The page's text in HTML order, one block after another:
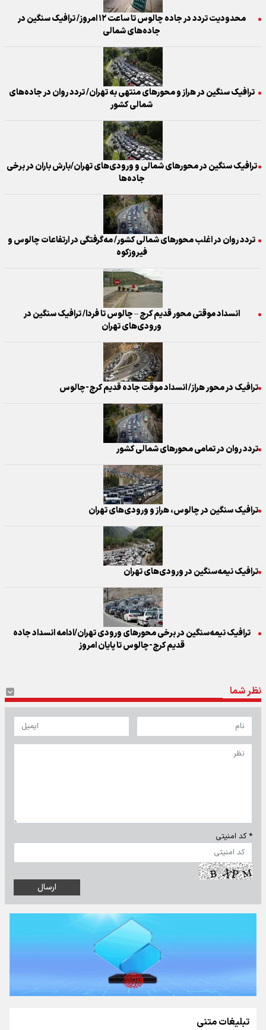
محدودیت تردد در جاده چالوس تا ساعت ۱۲ امروز/ ترافیک سنگین در
جاده‌های شمالی
ترافیک سنگین در هراز و محورهای منتهی به تهران/ تردد روان در جاده‌های
شمالی کشور
ترافیک سنگین در محورهای شمالی و ورودی‌های تهران/بارش باران در برخی
جاده‌ها
تردد روان در اغلب محورهای شمالی کشور/ مه‌گرفتگی در ارتفاعات چالوس و
فیروزکوه
انسداد موقتی محور قدیم کرج – چالوس تا فردا/ ترافیک سنگین در
ورودی‌های تهران
ترافیک در محور هراز/ انسداد موقت جاده قدیم کرج-چالوس
تردد روان در تمامی محور‌های شمالی کشور
ترافیک سنگین در چالوس، هراز و ورودی‌های تهران
ترافیک نیمه‌سنگین در ورودی‌های تهران
ترافیک نیمه‌سنگین در برخی محورهای ورودی تهران/ادامه انسداد جاده
قدیم کرج-چالوس تا پایان امروز
نظر شما
* کد امنیتی
تبلیغات متنی